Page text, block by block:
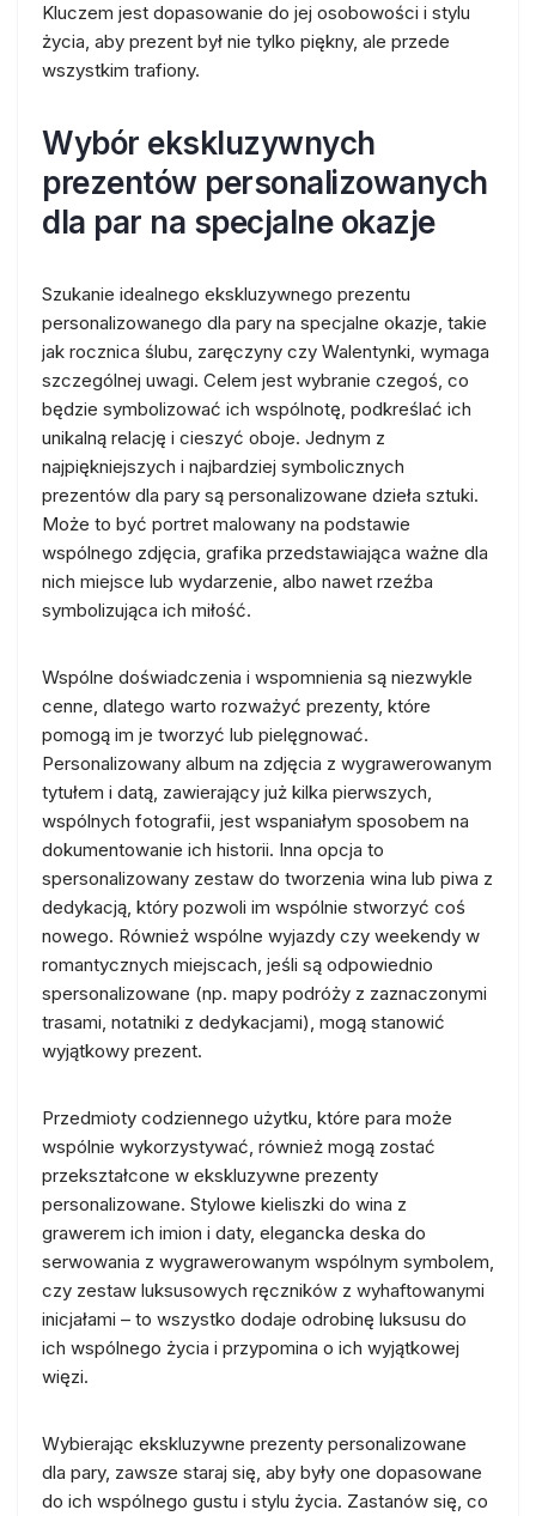
Kluczem jest dopasowanie do jej osobowości i stylu
życia, aby prezent był nie tylko piękny, ale przede
wszystkim trafiony.
Wybór ekskluzywnych
prezentów personalizowanych
dla par na specjalne okazje
Szukanie idealnego ekskluzywnego prezentu
personalizowanego dla pary na specjalne okazje, takie
jak rocznica ślubu, zaręczyny czy Walentynki, wymaga
szczególnej uwagi. Celem jest wybranie czegoś, co
będzie symbolizować ich wspólnotę, podkreślać ich
unikalną relację i cieszyć oboje. Jednym z
najpiękniejszych i najbardziej symbolicznych
prezentów dla pary są personalizowane dzieła sztuki.
Może to być portret malowany na podstawie
wspólnego zdjęcia, grafika przedstawiająca ważne dla
nich miejsce lub wydarzenie, albo nawet rzeźba
symbolizująca ich miłość.
Wspólne doświadczenia i wspomnienia są niezwykle
cenne, dlatego warto rozważyć prezenty, które
pomogą im je tworzyć lub pielęgnować.
Personalizowany album na zdjęcia z wygrawerowanym
tytułem i datą, zawierający już kilka pierwszych,
wspólnych fotografii, jest wspaniałym sposobem na
dokumentowanie ich historii. Inna opcja to
spersonalizowany zestaw do tworzenia wina lub piwa z
dedykacją, który pozwoli im wspólnie stworzyć coś
nowego. Również wspólne wyjazdy czy weekendy w
romantycznych miejscach, jeśli są odpowiednio
spersonalizowane (np. mapy podróży z zaznaczonymi
trasami, notatniki z dedykacjami), mogą stanowić
wyjątkowy prezent.
Przedmioty codziennego użytku, które para może
wspólnie wykorzystywać, również mogą zostać
przekształcone w ekskluzywne prezenty
personalizowane. Stylowe kieliszki do wina z
grawerem ich imion i daty, elegancka deska do
serwowania z wygrawerowanym wspólnym symbolem,
czy zestaw luksusowych ręczników z wyhaftowanymi
inicjałami – to wszystko dodaje odrobinę luksusu do
ich wspólnego życia i przypomina o ich wyjątkowej
więzi.
Wybierając ekskluzywne prezenty personalizowane
dla pary, zawsze staraj się, aby były one dopasowane
do ich wspólnego gustu i stylu życia. Zastanów się, co